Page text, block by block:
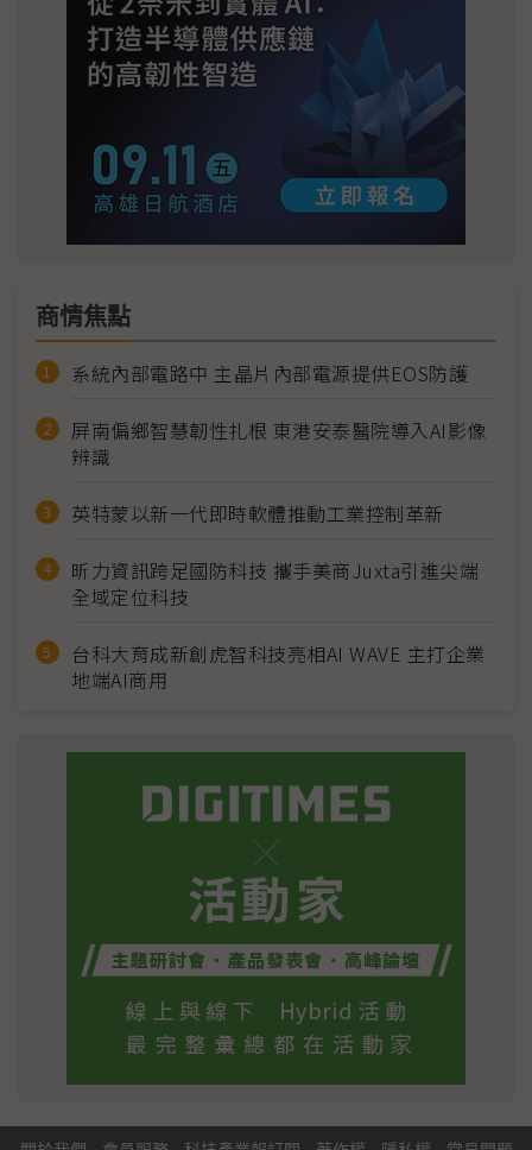
商情焦點
系統內部電路中 主晶片內部電源提供EOS防護
屏南偏鄉智慧韌性扎根 東港安泰醫院導入AI影像
辨識
英特蒙以新一代即時軟體推動工業控制革新
昕力資訊跨足國防科技 攜手美商Juxta引進尖端
全域定位科技
台科大育成新創虎智科技亮相AI WAVE 主打企業
地端AI商用